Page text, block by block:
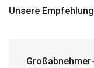
Unsere